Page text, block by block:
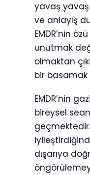
yavaş yavaş
ve anlayış
EMDR’nin
unutmak
olmaktan
bir
EMDR’nin
bireysel
dışarıya